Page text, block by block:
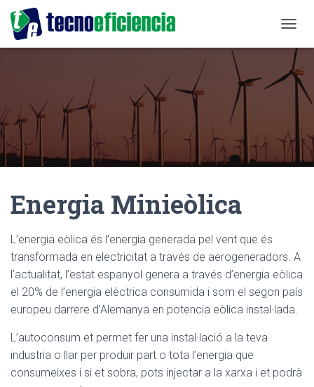
O
G
G
V
G
Energia Minieòlica
L’energia eòlica és l’energia generada pel vent que és
transformada en electricitat a través de aerogeneradors. A
l’actualitat, l’estat espanyol genera a través d’energia eòlica
el 20% de l’energia elèctrica consumida i som el segon país
europeu darrere d’Alemanya en potencia eòlica instal·lada.
L’autoconsum et permet fer una instal·lació a la teva
industria o llar per produir part o tota l’energia que
consumeixes i si et sobra, pots injectar a la xarxa i et podrà